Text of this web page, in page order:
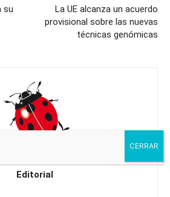
su
La UE alcanza un acuerdo
provisional sobre las nuevas
técnicas genómicas
Editorial